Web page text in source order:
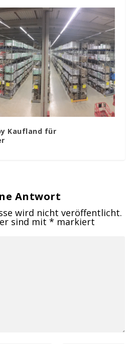
Kaufland für
Antwort
wird nicht veröffentlicht.
sind mit* markiert